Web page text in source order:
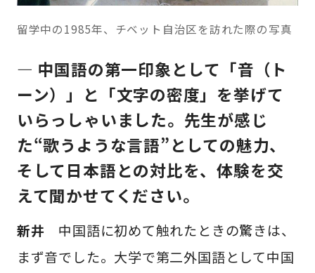
留学中の1985年、チベット自治区を訪れた際の写真
— 中国語の第一印象として「音（ト
ーン）」と「文字の密度」を挙げて
いらっしゃいました。先生が感じ
た“歌うような言語”としての魅力、
そして日本語との対比を、体験を交
えて聞かせてください。
新井 中国語に初めて触れたときの驚きは、
まず音でした。大学で第二外国語として中国